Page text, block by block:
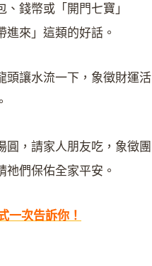
錢幣或「開門七寶」
進來」這類的好話。
頭讓水流一下，象徵財運活
圓，請家人朋友吃，象徵團
祂們保佑全家平安。
一次告訴你！